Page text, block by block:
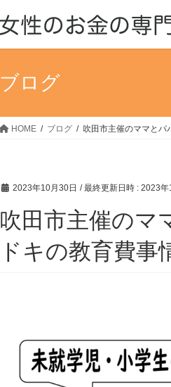
ブログ
HOME ブログ 吹田市主催のママとパ
2023年10月30日 / 最終更新日時 : 2023年
吹田市主催のマ
ドキの教育費事